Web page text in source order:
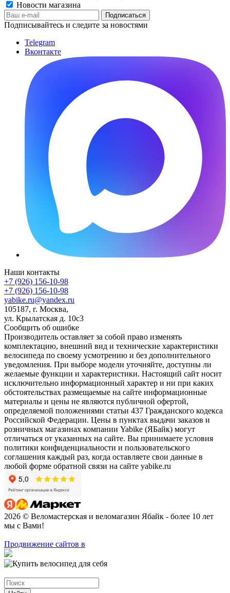
Новости магазина
Подписывайтесь и следите за новостями
Telegram
Вконтакте
Наши контакты
+7 (926) 156-10-98
+7 (926) 156-10-98
yabike.ru@yandex.ru
105187, г. Москва,
ул. Крылатская д. 10с3
Сообщить об ошибке
Производитель оставляет за собой право изменять
комплектацию, внешний вид и технические характеристики
велосипеда по своему усмотрению и без дополнительного
уведомления. При выборе модели уточняйте, доступны ли
желаемые функции и характеристики. Настоящий сайт носит
исключительно информационный характер и ни при каких
обстоятельствах размещаемые на сайте информационные
материалы и цены не являются публичной офертой,
определяемой положениями статьи 437 Гражданского кодекса
Российской Федерации. Цены в пунктах выдачи заказов и
розничных магазинах компании Yabike (ЯБайк) могут
отличаться от указанных на сайте. Вы принимаете условия
политики конфиденциальности и пользовательского
соглашения каждый раз, когда оставляете свои данные в
любой форме обратной связи на сайте yabike.ru
2026 © Веломастерская и веломагазин Ябайк - более 10 лет
мы с Вами!
Продвижение сайтов в